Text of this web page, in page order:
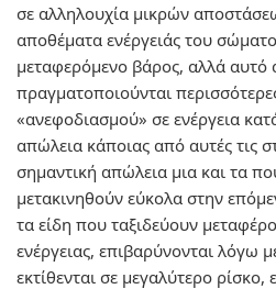
σε αλληλουχία μικρών
αποθέματα ενέργειάς του
μεταφερόμενο βάρος, αλλά αυτό
πραγματοποιούνται
«ανεφοδιασμού» σε ενέργεια
απώλεια κάποιας από αυτές τις
σημαντική απώλεια μια και τα
μετακινηθούν εύκολα στην
τα είδη που ταξιδεύουν
ενέργειας, επιβαρύνονται λόγω
εκτίθενται σε μεγαλύτερο